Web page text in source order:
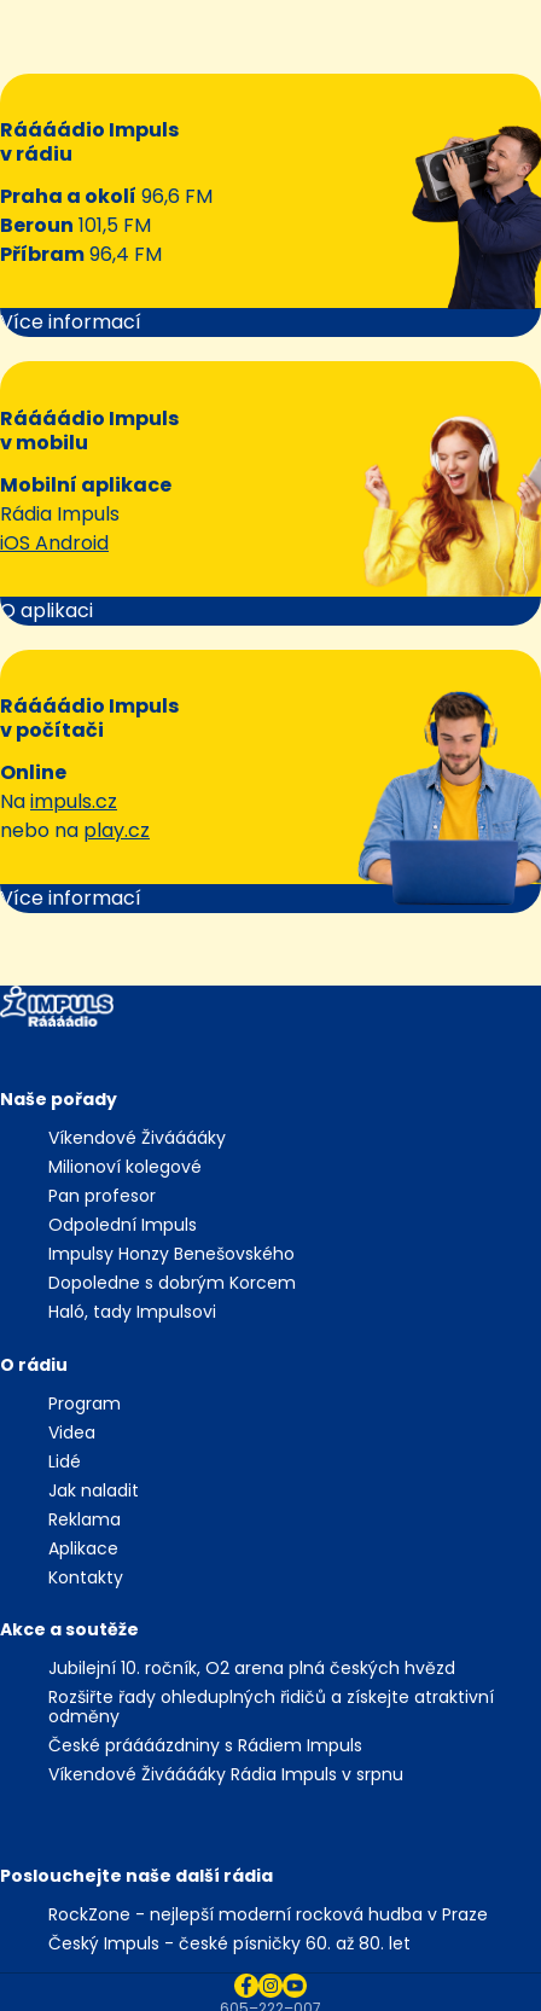
Ráááádio Impuls
v rádiu
Praha a okolí 96,6 FM
Beroun 101,5 FM
Příbram96,4 FM
Více informací
Ráááádio Impuls
v mobilu
Mobilní aplikace
Rádia Impuls
iOS Android
O aplikaci
Ráááádio Impuls
v počítači
Online
Naimpuls.cz
nebo na play.cz
Více informací
Naše pořady
Víkendové Živááááky
Milionoví kolegové
Pan profesor
Odpolední Impuls
Impulsy Honzy Benešovského
Dopoledne s dobrým Korcem
Haló, tady Impulsovi
O rádiu
Program
Videa
Lidé
Jak naladit
Reklama
Aplikace
Kontakty
Akce a soutěže
Jubilejní 10. ročník, O2 arena plná českých hvězd
Rozšiřte řady ohleduplných řidičů a získejte atraktivní
odměny
České práááázdniny s Rádiem Impuls
Víkendové Živááááky Rádia Impuls v srpnu
Poslouchejte naše další rádia
RockZone - nejlepší moderní rocková hudba v Praze
Český Impuls - české písničky 60. až 80. let